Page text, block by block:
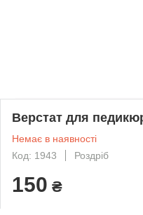
Верстат для
Немає в наявності
Код: 1943
Роздріб
150 ₴